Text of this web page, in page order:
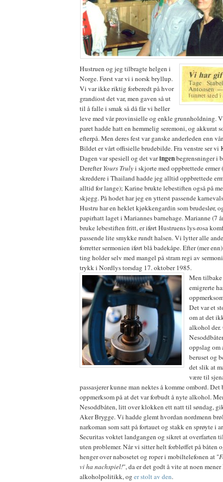
Hustruen og jeg tilbragte helgen i
Norge. Først var vi i norsk bryllup.
Vi var ikke riktig forberedt på hvor
grandiost det var, men gaven så ut
til å falle i smak så då får vi heller
leve med vår provinsielle og enkle grunnholdning.
paret hadde hatt en hemmelig seremoni, og akkurat
efterpå. Men deres fest var ganske anderleden enn
Bildet er vårt offisielle brudebilde. Fra venstre ser vi
Dagen var spesiell og det varingenbegrensninger i
DerefterYours Trulyi skjorte med oppbrettede ermer
skreddere i Thailand hadde jeg alltid oppbrettede
alltid for lange); Karine brukte lebestiften også på
skjegg. På hodet har jeg en ytterst passende
Hustru har en heklet kjøkkengardin som brudeslør,
papirhatt laget i Mariannes barnehage. Marianne (7
bruke lebestiften fritt, er iført Hustruens lys-rosa
passende lite smykke rundt halsen. Vi lytter alle
forretter sermonien iført blå badekåpe. Efter (mer
ting holder selv med mangel på stram regi av
trykk i Nordlys torsdag 17. oktober 1985.
Men
emigrerte
Det var et
om at det
alkohol der.
oppslag om
beruset og
det slik at
være til
passasjerer kunne man nektes å komme ombord.
oppmerksom på at det var forbudt å nyte alkohol.
Nesoddbåten, litt over klokken ett natt til søndag,
Aker Brygge. Vi hadde glemt hvordan nordmenn
narkoman som satt på fortauet og stakk en sprøyte i
Securitas voktet landgangen og sikret at overfarten
uten problemer. Når vi sitter helt forbløffet på båten
henger over nabosetet og roper i mobiltelefonen at "
vi ha nachspiel!", da er det godt å vite at noen
alkoholpolitikk, og er stolt av den.